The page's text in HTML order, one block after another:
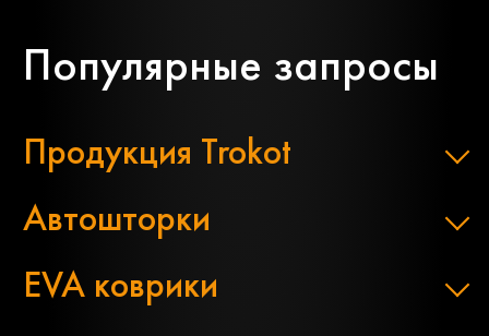
Популярные запросы
Продукция Trokot
Автошторки
EVA коврики